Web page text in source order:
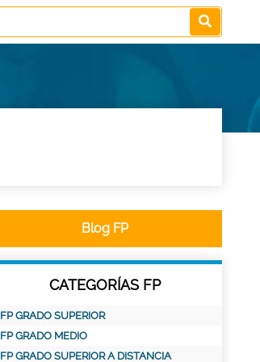
Blog FP
CATEGORÍAS FP
FP GRADO SUPERIOR
FP GRADO MEDIO
FP GRADO SUPERIOR A DISTANCIA